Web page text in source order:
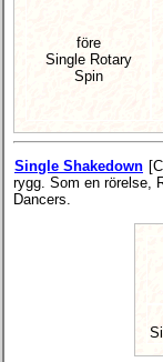
före
Single Rotary
Spin
Single Shakedown
rygg. Som en rörelse,
Dancers.